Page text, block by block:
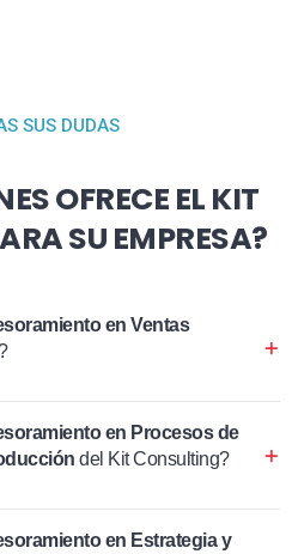
SUS DUDAS
OFRECE EL KIT
SU EMPRESA?
en Ventas
en Procesos de
del Kit Consulting?
en Estrategia y